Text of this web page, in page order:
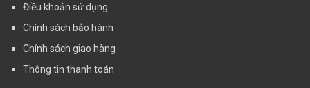
Điều khoản sử dụng
Chính sách bảo hành
Chính sách giao hàng
Thông tin thanh toán